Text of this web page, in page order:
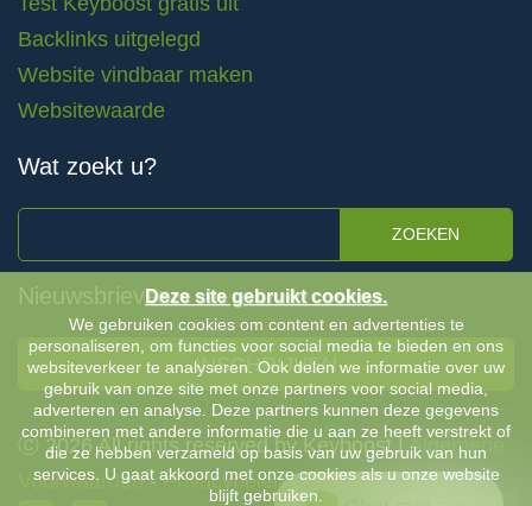
Backlinks uitgelegd
Website vindbaar maken
Websitewaarde
Wat zoekt u?
ZOEKEN
Nieuwsbrieven
INSCHRIJVEN
Ⓒ 2026 All rights reserved by Keyboost |Algemene
Voorwaarden-Privacybeleid
Deze site gebruikt cookies.
We gebruiken cookies om content en advertenties te
personaliseren, om functies voor social media te bieden en ons
websiteverkeer te analyseren. Ook delen we informatie over uw
gebruik van onze site met onze partners voor social media,
adverteren en analyse. Deze partners kunnen deze gegevens
combineren met andere informatie die u aan ze heeft verstrekt of
die ze hebben verzameld op basis van uw gebruik van hun
services. U gaat akkoord met onze cookies als u onze website
blijft gebruiken.